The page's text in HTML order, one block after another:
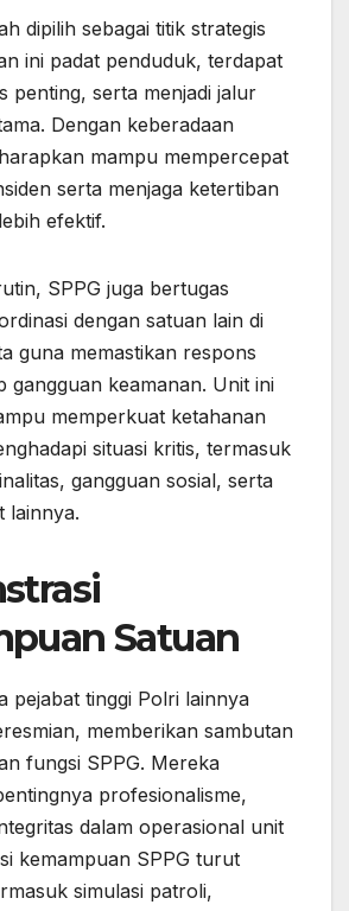
dipilih sebagai titik strategis
ini padat penduduk, terdapat
penting, serta menjadi jalur
Dengan keberadaan
mampu mempercepat
serta menjaga ketertiban
efektif.
SPPG juga bertugas
dengan satuan lain di
guna memastikan respons
gangguan keamanan. Unit ini
memperkuat ketahanan
situasi kritis, termasuk
gangguan sosial, serta
lainnya.
Satuan
pejabat tinggi Polri lainnya
memberikan sambutan
fungsi SPPG. Mereka
profesionalisme,
dalam operasional unit
kemampuan SPPG turut
simulasi patroli,